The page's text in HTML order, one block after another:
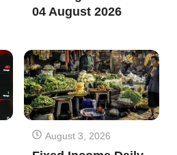
04 August 2026
August 3, 2026